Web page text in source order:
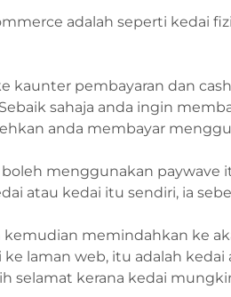
adalah seperti kedai
pembayaran dan
sahaja anda ingin
anda membayar
menggunakan
atau kedai itu sendiri, ia
memindahkan ke
laman web, itu adalah
selamat kerana kedai